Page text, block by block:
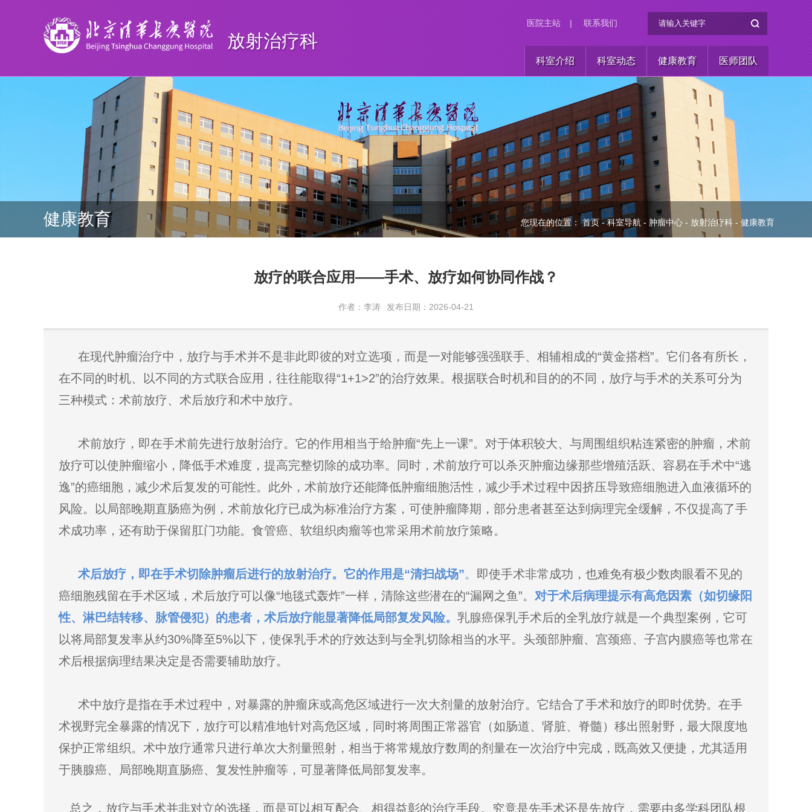
放射治疗科
医院主站 | 联系我们
科室介绍 科室动态 健康教育 医师团队
健康教育 您现在的位置：首页-科室导航 - 肿瘤中心 - 放射治疗科 - 健康教育
放疗的联合应用——手术、放疗如何协同作战？
作者：李涛 发布日期：2026-04-21
在现代肿瘤治疗中，放疗与手术并不是非此即彼的对立选项，而是一对能够强强联手、相辅相成的“黄金搭档”。它们各有所长，
在不同的时机、以不同的方式联合应用，往往能取得“1+1>2”的治疗效果。根据联合时机和目的的不同，放疗与手术的关系可分为
三种模式：术前放疗、术后放疗和术中放疗。
术前放疗，即在手术前先进行放射治疗。它的作用相当于给肿瘤“先上一课”。对于体积较大、与周围组织粘连紧密的肿瘤，术前
放疗可以使肿瘤缩小，降低手术难度，提高完整切除的成功率。同时，术前放疗可以杀灭肿瘤边缘那些增殖活跃、容易在手术中“逃
逸”的癌细胞，减少术后复发的可能性。此外，术前放疗还能降低肿瘤细胞活性，减少手术过程中因挤压导致癌细胞进入血液循环的
风险。以局部晚期直肠癌为例，术前放化疗已成为标准治疗方案，可使肿瘤降期，部分患者甚至达到病理完全缓解，不仅提高了手
术成功率，还有助于保留肛门功能。食管癌、软组织肉瘤等也常采用术前放疗策略。
术后放疗，即在手术切除肿瘤后进行的放射治疗。它的作用是“清扫战场”。 即使手术非常成功，也难免有极少数肉眼看不见的
癌细胞残留在手术区域，术后放疗可以像“地毯式轰炸”一样，清除这些潜在的“漏网之鱼”。 对于术后病理提示有高危因素（如切缘阳
性、淋巴结转移、脉管侵犯）的患者，术后放疗能显著降低局部复发风险。 乳腺癌保乳手术后的全乳放疗就是一个典型案例，它可
以将局部复发率从约30%降至5%以下，使保乳手术的疗效达到与全乳切除相当的水平。头颈部肿瘤、宫颈癌、子宫内膜癌等也常在
术后根据病理结果决定是否需要辅助放疗。
术中放疗是指在手术过程中，对暴露的肿瘤床或高危区域进行一次大剂量的放射治疗。它结合了手术和放疗的即时优势。在手
术视野完全暴露的情况下，放疗可以精准地针对高危区域，同时将周围正常器官（如肠道、肾脏、脊髓）移出照射野，最大限度地
保护正常组织。术中放疗通常只进行单次大剂量照射，相当于将常规放疗数周的剂量在一次治疗中完成，既高效又便捷，尤其适用
于胰腺癌、局部晚期直肠癌、复发性肿瘤等，可显著降低局部复发率。
总之，放疗与手术并非对立的选择，而是可以相互配合、相得益彰的治疗手段。究竟是先手术还是先放疗，需要由多学科团队根